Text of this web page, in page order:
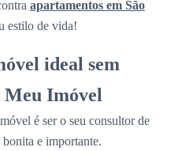
apartamentos em São
estilo de vida!
ideal sem
Meu Imóvel
é ser o seu consultor de
bonita e importante.